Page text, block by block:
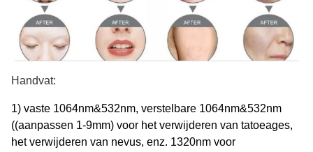
Handvat:
1) vaste 1064nm&532nm, verstelbare 1064nm&532nm
((aanpassen 1-9mm) voor het verwijderen van tatoeages,
het verwijderen van nevus, enz. 1320nm voor